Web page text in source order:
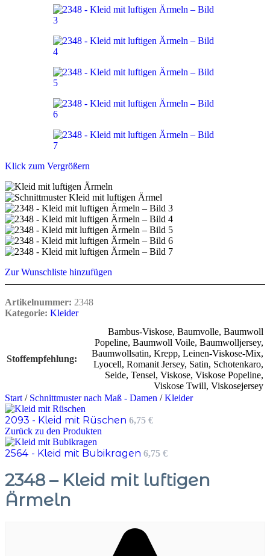
Klick zum Vergrößern
Zur Wunschliste hinzufügen
Artikelnummer: 2348
Kategorie: Kleider
Stoffempfehlung
Bambus-Viskose, Baumvolle, Baumwoll
Popeline, Baumwoll Voile, Baumwolljersey,
Baumwollsatin, Krepp, Leinen-Viskose-Mix,
Lyocell, Romanit Jersey, Satin, Schotenkaro,
Seide, Tensel, Viskose, Viskose Popeline,
Viskose Twill, Viskosejersey
Start / Schnittmuster nach Maß - Damen / Kleider
2093 - Kleid mit Rüschen 6,75 €
Zurück zu den Produkten
2564 - Kleid mit Bubikragen 6,75 €
2348 – Kleid mit luftigen
Ärmeln